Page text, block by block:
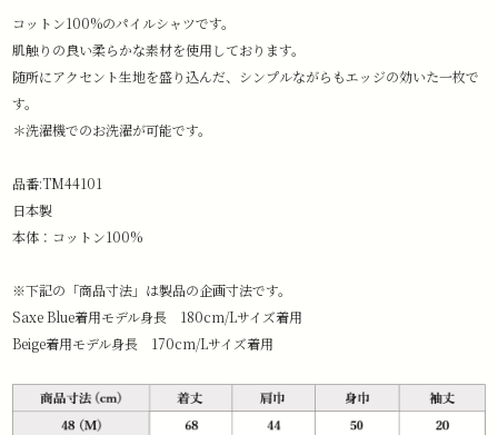
コットン100%のパイルシャツです。
肌触りの良い柔らかな素材を使用しております。
随所にアクセント生地を盛り込んだ、シンプルながらもエッジの効いた一枚で
す。
＊洗濯機でのお洗濯が可能です。
品番:TM44101
日本製
本体：コットン100%
※下記の「商品寸法」は製品の企画寸法です。
Saxe Blue着用モデル身長 180cm/Lサイズ着用
Beige着用モデル身長 170cm/Lサイズ着用